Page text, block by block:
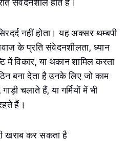
संवेदनशील होते हैं।
नहीं होता। यह अक्सर थम्बपी
के प्रति संवेदनशीलता, ध्यान
में विकार, या थकान शामिल करता
बना देता है उनके लिए जो काम
चलाते हैं, या गर्मियों में भी
हैं।
खराब कर सकता है